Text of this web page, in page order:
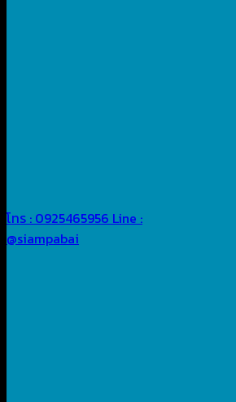
โทร : 0925465956 Line :
@siampabai